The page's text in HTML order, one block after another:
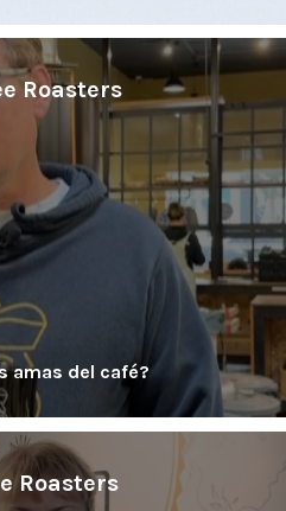
Roasters
amas del café?
Roasters